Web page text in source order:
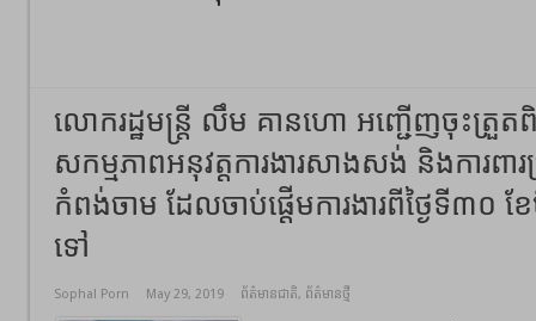
លោករដ្ឋមន្ត្រី​ លឹម​ គានហោ អញ្ជើញចុះត្រួត
សកម្មភាពអនុវត្តការងារ​សាងសង់ និងការពារច្
កំពង់ចាម​ ដែលចាប់ផ្តើមការងារពីថ្ងៃទី៣០ ខ
ទៅ
Sophal Porn May 29, 2019 ព័ត៌មានជាតិ, ព័ត៌មានថ្មី